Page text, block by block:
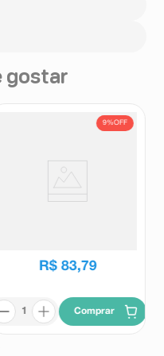
gostar
9%OFF
R$ 83,79
Comprar